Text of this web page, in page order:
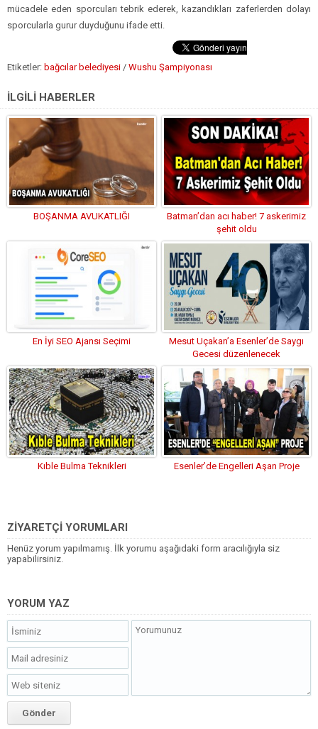
mücadele eden sporcuları tebrik ederek, kazandıkları zaferlerden dolayı
sporcularla gurur duyduğunu ifade etti.
Etiketler: bağcılar belediyesi / Wushu Şampiyonası
İLGİLİ HABERLER
BOŞANMA AVUKATLIĞI
Batman’dan acı haber! 7 askerimiz
şehit oldu
En İyi SEO Ajansı Seçimi
Mesut Uçakan’a Esenler’de Saygı
Gecesi düzenlenecek
Kıble Bulma Teknikleri Esenler’de Engelleri Aşan Proje
ZİYARETÇİ YORUMLARI
Henüz yorum yapılmamış. İlk yorumu aşağıdaki form aracılığıyla siz
yapabilirsiniz.
YORUM YAZ